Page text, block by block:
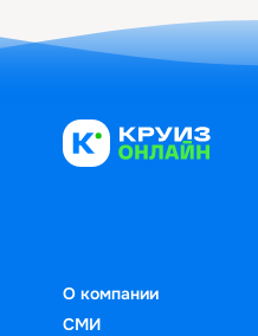
О компании
СМИ